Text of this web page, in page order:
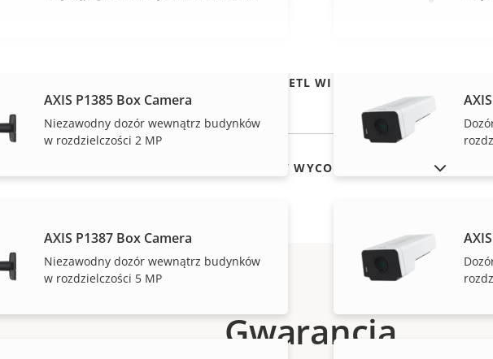
WYŚWIETL WIĘCEJ
AXIS P1385 Box Camera
Niezawodny dozór wewnątrz budynków
w rozdzielczości 2 MP
AXIS P1387 Box Camera
Niezawodny dozór wewnątrz budynków
w rozdzielczości 5 MP
POKAŻ PRODUKTY WYCOFANE Z RYNKU
Gwarancja